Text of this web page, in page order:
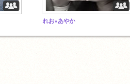
れお×あやか